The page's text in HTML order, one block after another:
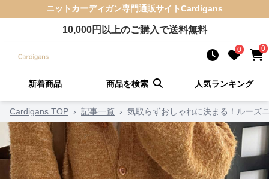
ニットカーディガン専門通販サイトCardigans
10,000円以上のご購入で送料無料
0 0
新着商品 商品を検索 人気ランキング
Cardigans TOP › 記事一覧 › 気取らずおしゃれに決まる！ルーズ